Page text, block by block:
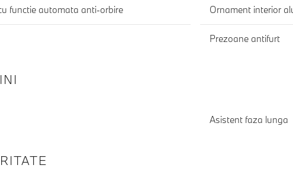
functie automata anti-orbire Ornament interior
Prezoane antifurt
Asistent faza lunga